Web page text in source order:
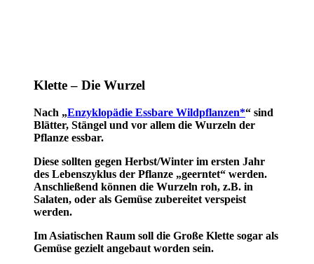
Klette – Die Wurzel
Nach „Enzyklopädie Essbare Wildpflanzen*“ sind
Blätter, Stängel und vor allem die Wurzeln der
Pflanze essbar.
Diese sollten gegen Herbst/Winter im ersten Jahr
des Lebenszyklus der Pflanze „geerntet“ werden.
Anschließend können die Wurzeln roh, z.B. in
Salaten, oder als Gemüse zubereitet verspeist
werden.
Im Asiatischen Raum soll die Große Klette sogar als
Gemüse gezielt angebaut worden sein.